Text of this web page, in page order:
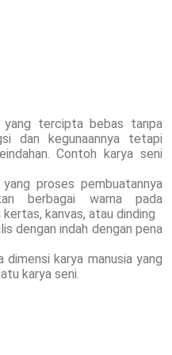
yang tercipta bebas tanpa
dan kegunaannya tetapi
Contoh karya seni
proses pembuatannya
berbagai warna pada
kanvas, atau dinding
dengan indah dengan pena
dimensi karya manusia yang
karya seni.